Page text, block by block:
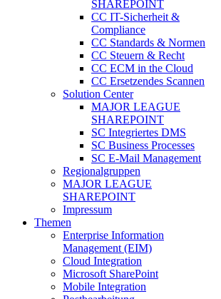
SHAREPOINT
CC IT-Sicherheit &
Compliance
CC Standards & Normen
CC Steuern & Recht
CC ECM in the Cloud
CC Ersetzendes Scannen
Solution Center
MAJOR LEAGUE
SHAREPOINT
SC Integriertes DMS
SC Business Processes
SC E-Mail Management
Regionalgruppen
MAJOR LEAGUE
SHAREPOINT
Impressum
Themen
Enterprise Information
Management (EIM)
Cloud Integration
Microsoft SharePoint
Mobile Integration